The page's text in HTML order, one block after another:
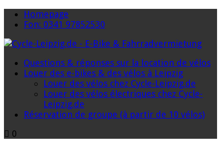
Homepage
Fon: 0341 97852530
Questions & réponses sur la location de vélos
Louer des e-bikes & des vélos à Leipzig
Louer des vélos chez Cycle-Leipzig.de
Louer des vélos électriques chez Cycle-
Leipzig.de
Réservation de groupe (à partir de 10 vélos)
0